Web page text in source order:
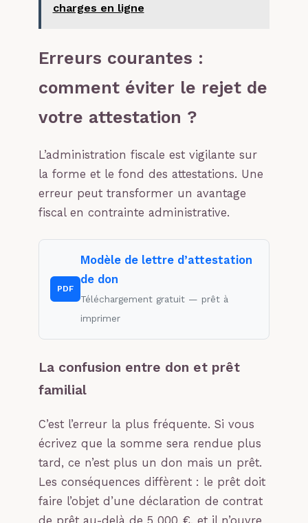
charges en ligne
Erreurs courantes :
comment éviter le rejet de
votre attestation ?
L’administration fiscale est vigilante sur
la forme et le fond des attestations. Une
erreur peut transformer un avantage
fiscal en contrainte administrative.
PDF
Modèle de lettre d’attestation
de don
Téléchargement gratuit — prêt à
imprimer
La confusion entre don et prêt
familial
C’est l’erreur la plus fréquente. Si vous
écrivez que la somme sera rendue plus
tard, ce n’est plus un don mais un prêt.
Les conséquences diffèrent : le prêt doit
faire l’objet d’une déclaration de contrat